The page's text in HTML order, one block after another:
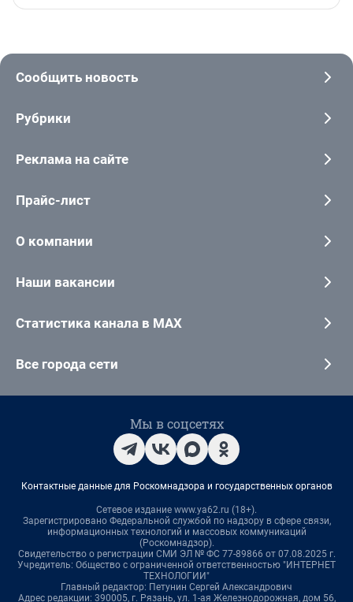
Сообщить новость
Рубрики
Реклама на сайте
Прайс-лист
О компании
Наши вакансии
Статистика канала в MAX
Все города сети
Мы в соцсетях
Контактные данные для Роскомнадзора и государственных органов
Сетевое издание www.ya62.ru (18+).
Зарегистрировано Федеральной службой по надзору в сфере связи,
информационных технологий и массовых коммуникаций
(Роскомнадзор).
Свидетельство о регистрации СМИ ЭЛ № ФС 77-89866 от 07.08.2025 г.
Учредитель: Общество с ограниченной ответственностью "ИНТЕРНЕТ
ТЕХНОЛОГИИ"
Главный редактор: Петунин Сергей Александрович
Адрес редакции: 390005, г. Рязань, ул. 1-ая Железнодорожная, дом 56,